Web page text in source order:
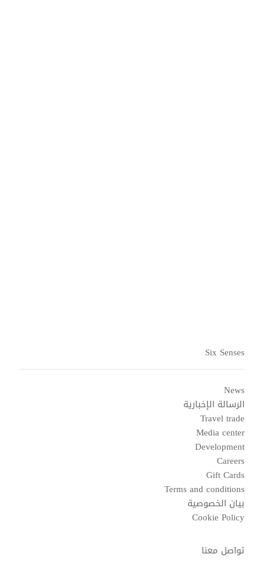
Six Senses
News
الرسالة الإخبارية
Travel trade
Media center
Development
Careers
Gift Cards
Terms and conditions
بيان الخصوصية
Cookie Policy
تواصل معنا